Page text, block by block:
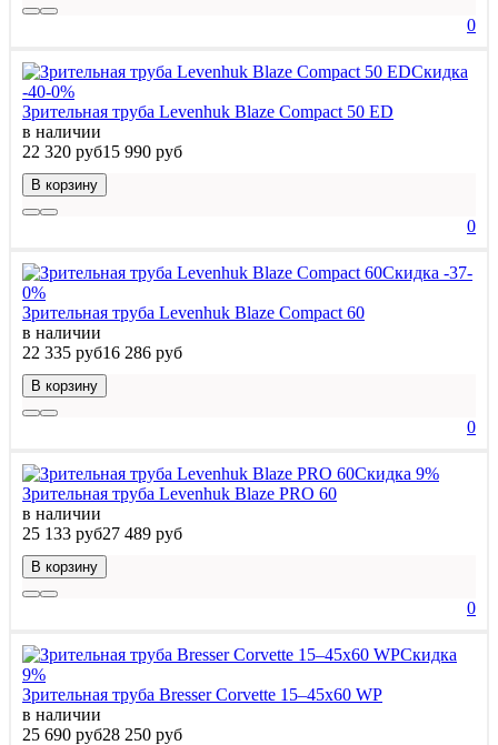
0
Скидка
-40-0%
Зрительная труба Levenhuk Blaze Compact 50 ED
в наличии
22 320 руб15 990 руб
В корзину
0
Скидка -37-
0%
Зрительная труба Levenhuk Blaze Compact 60
в наличии
22 335 руб16 286 руб
В корзину
0
Скидка 9%
Зрительная труба Levenhuk Blaze PRO 60
в наличии
25 133 руб27 489 руб
В корзину
0
Скидка
9%
Зрительная труба Bresser Corvette 15–45x60 WP
в наличии
25 690 руб28 250 руб